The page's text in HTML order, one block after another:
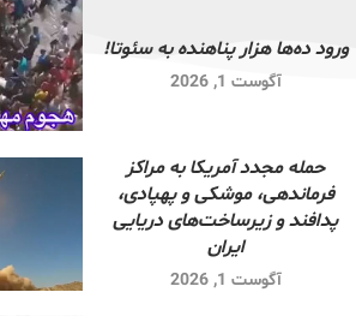
ورود ده‌ها هزار پناهنده به سئوتا!
آگوست 1, 2026
حمله مجدد آمریکا به مراکز
فرماندهی، موشکی و پهپادی،
پدافند و زیرساخت‌های دریایی
ایران
آگوست 1, 2026